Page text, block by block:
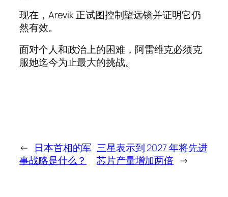
现在，Arevik 正试图控制望远镜并证明它仍
然有效。
面对个人和政治上的困难，阿雷维克必须克
服她迄今为止最大的挑战。
←
日本首相的军
事战略是什么？
三星表示到 2027 年将先进
芯片产量增加两倍 →